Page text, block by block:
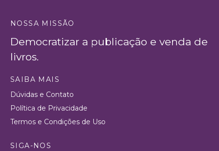
NOSSA MISSÃO
Democratizar a publicação e venda de
livros.
SAIBA MAIS
Dúvidas e Contato
Política de Privacidade
Termos e Condições de Uso
SIGA-NOS